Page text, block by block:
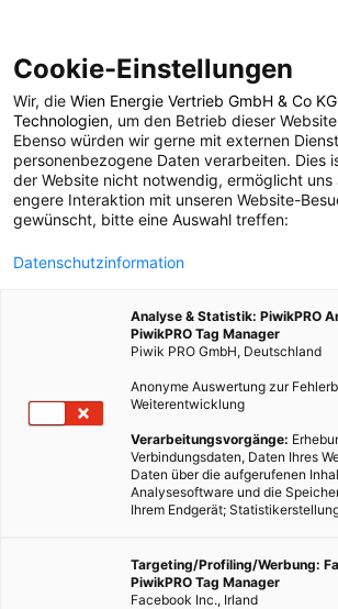
POSTS BY TAG
Apple
1 BEITRAG
Cookie-Einstellungen
Wir, die Wien Energie Vertrieb GmbH & Co KG
Technologien, um den Betrieb dieser
Ebenso würden wir gerne mit externen
personenbezogene Daten verarbeiten. Dies
der Website nicht notwendig, ermöglicht uns
engere Interaktion mit unseren Website-
gewünscht, bitte eine Auswahl treffen:
Datenschutzinformation
Analyse & Statistik: PiwikPRO
PiwikPRO Tag Manager
Piwik PRO GmbH, Deutschland
Anonyme Auswertung zur
Weiterentwicklung
Verarbeitungsvorgänge:
Verbindungsdaten, Daten Ihres
Daten über die aufgerufenen
Analysesoftware und die
Ihrem Endgerät;
Targeting/Profiling/Werbung:
PiwikPRO Tag Manager
Facebook Inc., Irland